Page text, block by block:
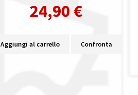
24,90 €
Aggiungi al carrello Confronta